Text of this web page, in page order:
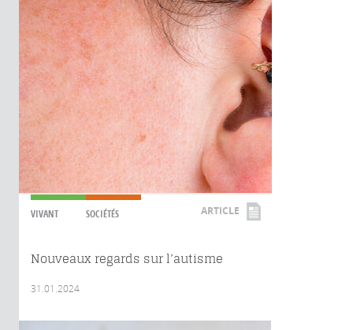
VIVANT SOCIÉTÉS ARTICLE
Nouveaux regards sur l’autisme
31.01.2024